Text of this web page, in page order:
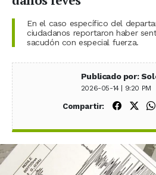
En el caso específico del
ciudadanos reportaron haber
sacudón con especial fuerza.
Publicado por:
2026-05-14 | 9:20 PM
Compartir: